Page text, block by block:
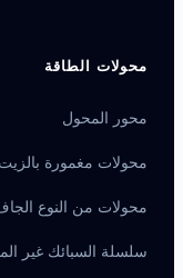
محولات الطاقة
محور المحول
محولات مغمورة بالزيت
محولات من النوع
سلسلة السبائك غير